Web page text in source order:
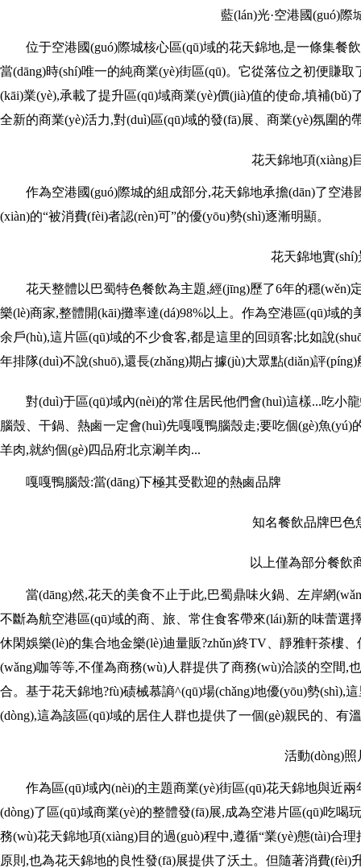
藍(lán)光·空港國(guó)際
位于空港國(guó)際城核心區(qū)域的花天錦地,是一條集餐
當(dāng)時(shí)唯一的純商業(yè)街區(qū)。它從落位之初便賺
(kāi)業(yè),承載了提升區(qū)域商業(yè)價(jià)值的使命,填補
全新的商業(yè)活力,對(duì)區(qū)域的發(fā)展、商業(yè)氛圍的
花天錦地項(xiàng)
作為空港國(guó)際城的組成部分,花天錦地承擔(dān)了空
(xiàn)的“被消費(fèi)者認(rèn)可”的優(yōu)勢(shì)逐漸明顯。
花天錦地實(shí)
花天整體以巴蜀特色餐飲為主題,經(jīng)歷了6年的穩(wěn)
樂(lè)商家,整體開(kāi)攤率達(dá)98%以上。作為空港區(qū)域
余戶(hù),這片區(qū)域的不少食客,都是這里的回頭客;比如說
年排隊(duì)不說(shuō),還長(zhǎng)期占據(jù)大眾點(diǎn)評
對(duì)于區(qū)域內(nèi)的常住居民他們會(huì)這樣...吃小
腦殼、干鍋、熱鹵一定會(huì)先嘎嘎鴨腦殼走;要吃個(gè)魚(yú)
羊肉,就約個(gè)四品府北京涮羊肉...
嘎嘎鴨腦殼:當(dāng)下極其受歡迎的熱鹵品牌
知名餐飲品牌巴色
以上僅為部分餐飲
當(dāng)然,花天的美食不止于此,巴蜀鼎味火鍋、左岸網
不斷為航空港區(qū)域的商、旅、常住食客帶來(lái)新的味蕾選
休閑娛樂(lè)的集合地金樂(lè)迪量販?zhǔn)終TV、靜雅軒茶樓
(wǎng)咖等等,不僅為商務(wù)人群提供了商務(wù)洽談的空間,
合。基于花天錦地?fù)碛械慕謪^(qū)場(chǎng)地優(yōu)勢(shì),
(dòng),這為該區(qū)域的居住人群也提供了一個(gè)親民的、有
活動(dòng)照
作為區(qū)域內(nèi)的主題商業(yè)街區(qū)花天錦地與近
(dòng)了區(qū)域商業(yè)的整體發(fā)展,成為空港片區(qū)吃喝
務(wù)花天錦地項(xiàng)目的過(guò)程中,遵循“業(yè)態(tài)合
原則,也為花天錦地的良性發(fā)展提供了沃土。但隨著消費(fèi)